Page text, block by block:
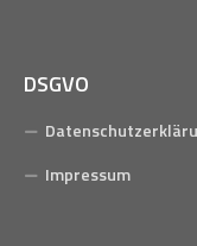
DSGVO
Impressum